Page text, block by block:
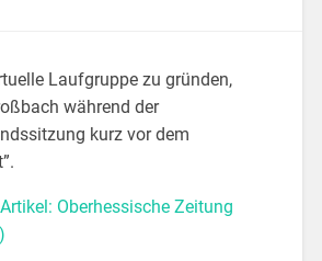
Laufgruppe zu gründen,
während der
kurz vor dem
Oberhessische Zeitung